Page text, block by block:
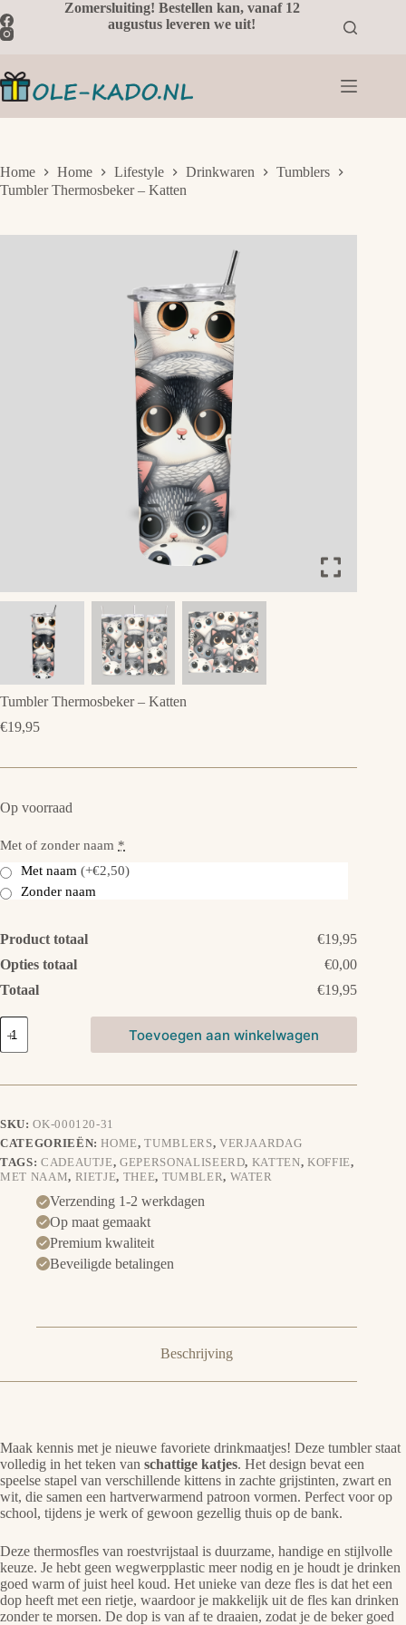
naar
de
Zomersluiting! Bestellen kan, vanaf 12
augustus leveren we uit!
Home Home Lifestyle Drinkwaren
Tumblers
Tumbler Thermosbeker – Katten
Tumbler Thermosbeker – Katten
€19,95
Op voorraad
Met of zonder naam *
Met naam (+€2,50)
Zonder naam
Product totaal
€19,95
Opties totaal
€0,00
Totaal
€19,95
Tumbler
Thermosbeker
-
aantal
Toevoegen aan winkelwagen
SKU:OK-000120-31
CATEGORIEËN:HOME,TUMBLERS, VERJAARDAG
TAGS: CADEAUTJE,GEPERSONALISEERD, KATTEN,KOFFIE,
MET NAAM, RIETJE, THEE, TUMBLER, WATER
Verzending 1-2 werkdagen
Op maat gemaakt
Premium kwaliteit
Beveiligde betalingen
Beschrijving
Maak kennis met je nieuwe favoriete drinkmaatjes! Deze tumbler staat
volledig in het teken van schattige katjes. Het design bevat een
speelse stapel van verschillende kittens in zachte grijstinten, zwart en
wit, die samen een hartverwarmend patroon vormen. Perfect voor op
school, tijdens je werk of gewoon gezellig thuis op de bank.
Deze thermosfles van roestvrijstaal is duurzame, handige en stijlvolle
keuze. Je hebt geen wegwerpplastic meer nodig en je houdt je drinken
goed warm of juist heel koud. Het unieke van deze fles is dat het een
dop heeft met een rietje, waardoor je makkelijk uit de fles kan drinken
zonder te morsen. De dop is van af te draaien, zodat je de beker goed